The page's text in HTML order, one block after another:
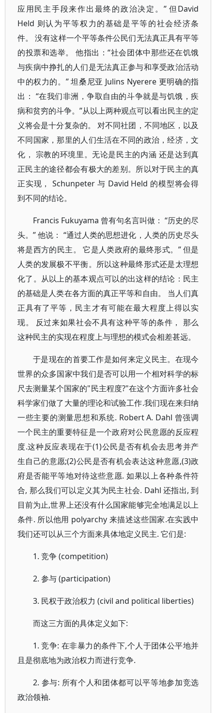
应用民主手段来作出最终的政治决定。” 但David
Held 则认为平等权力的基础是平等的社会经济条
件。 没有这样一个平等条件公民们无法真正具有平等
的投票和选举。 他指出：“社会团体中那些还在饥饿
与疾病中挣扎的人们是无法真正参与和享受政治活动
中的权力的。” 坦桑尼亚 Julins Nyerere 更明确的指
出： “在我们非洲，争取自由的斗争就是与饥饿，疾
病和贫穷的斗争。”从以上两种观点可以看出民主的定
义将会是十分复杂的。 对不同社团，不同地区，以及
不同国家，那里的人们生活在不同的政治，经济，文
化， 宗教的环境里。无论是民主的内涵 还是达到真
正民主的途径都会有极大的差别。所以对于民主的真
正实现， Schunpeter 与 David Held 的模型将会得
到不同的结论。
Francis Fukuyama 曾有句名言叫做： “历史的尽
头。” 他说： “通过人类的思想进化，人类的历史尽头
将是西方的民主。 它是人类政府的最终形式。” 但是
人类的发展极不平衡。所以这种最终形式还是太理想
化了。从以上的基本观点可以的出这样的结论：民主
的基础是人类在各方面的真正平等和自由。 当人们真
正具有了平等，民主才有可能在最大程度上得以实
现。 反过来如果社会不具有这种平等的条件， 那么
这种民主的实现在程度上与理想的模式会相差甚远。
于是现在的首要工作是如何来定义民主。在现今
世界的众多国家中我们是否可以用一个相对科学的标
尺去测量某个国家的"民主程度?"在这个方面许多社会
科学家们做了大量的理论和试验工作.我们现在来归纳
一些主要的测量思想和系统. Robert A. Dahl 曾强调
一个民主的重要特征是一个政府对公民意愿的反应程
度.这种反应表现在于(1)公民是否有机会去思考并产
生自己的意愿;(2)公民是否有机会表达这种意愿,(3)政
府是否能平等地对待这些意愿. 如果以上各种条件符
合, 那么我们可以定义其为民主社会. Dahl 还指出, 到
目前为止,世界上还没有什么国家能够完全地满足以上
条件. 所以他用 polyarchy 来描述这些国家.在实践中
我们还可以从三个方面来具体地定义民主. 它们是:
1. 竞争 (competition)
2. 参与 (participation)
3. 民权于政治权力 (civil and political liberties)
而这三方面的具体定义如下:
1. 竞争: 在非暴力的条件下,个人于团体公平地并
且是彻底地为政治权力而进行竞争.
2. 参与: 所有个人和团体都可以平等地参加竞选
政治领袖.